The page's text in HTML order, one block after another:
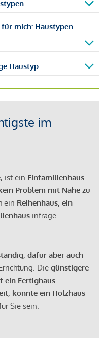
mich: Haustypen
Haustyp
im
, ist ein Einfamilienhaus
Problem mit Nähe zu
ein Reihenhaus, ein
infrage.
dafür aber auch
Die günstigere
ein Fertighaus.
könnte ein Holzhaus
Sie sein.